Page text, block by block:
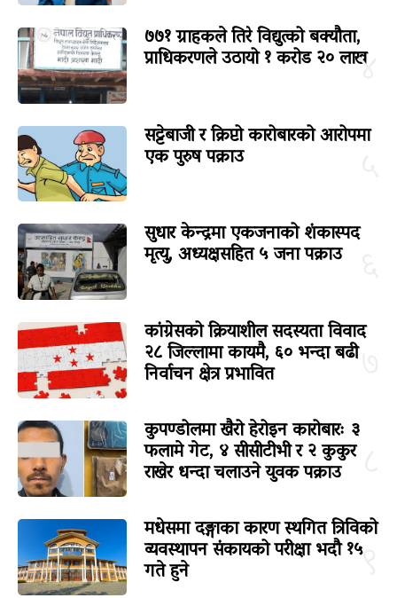
४
७७१ ग्राहकले तिरे विद्युत्को बक्यौता,
प्राधिकरणले उठायो १ करोड २० लाख
सट्टेबाजी र क्रिप्टो कारोबारको आरोपमा
एक पुरुष पक्राउ
सुधार केन्द्रमा एकजनाको शंकास्पद
मृत्यु, अध्यक्षसहित ५ जना पक्राउ
७
कांग्रेसको क्रियाशील सदस्यता विवाद
२८ जिल्लामा कायमै, ६० भन्दा बढी
निर्वाचन क्षेत्र प्रभावित
कुपण्डोलमा खैरो हेरोइन कारोबारः ३
फलामे गेट, ४ सीसीटीभी र २ कुकुर
राखेर धन्दा चलाउने युवक पक्राउ
९
मधेसमा दङ्गाका कारण स्थगित त्रिविको
व्यवस्थापन संकायको परीक्षा भदौ १५
गते हुने